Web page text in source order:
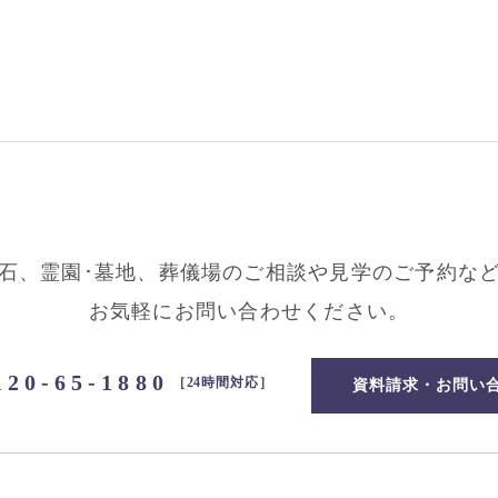
、霊園･墓地、葬儀場のご相談や見学のご予約など
お気軽にお問い合わせください。
65-1880 ［24時間対応］ 資料請求・お問い